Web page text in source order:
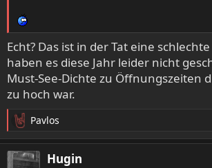
Echt? Das ist in der Tat eine
haben es diese Jahr leider nicht
Must-See-Dichte zu Öffnungszeiten
zu hoch war.
R
e
a
Pavlos
Hugin